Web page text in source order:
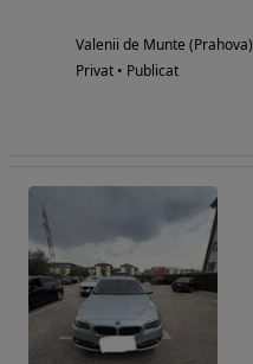
Valenii de Munte (Prahova)
Privat • Publicat